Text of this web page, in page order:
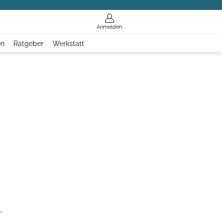
Anmelden
Ratgeber Werkstatt